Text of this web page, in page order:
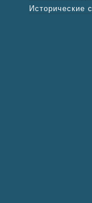
Исторические